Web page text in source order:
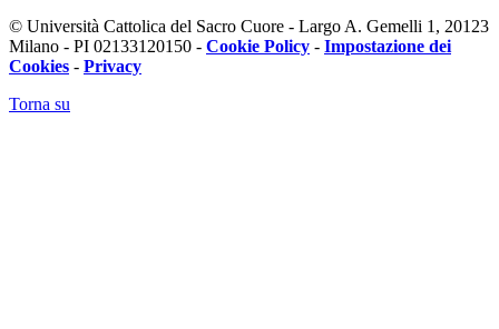
© Università Cattolica del Sacro Cuore - Largo A. Gemelli 1, 20123
Milano - PI 02133120150 - Cookie Policy - Impostazione dei
Cookies - Privacy
Torna su